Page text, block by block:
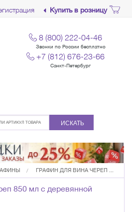
Купить в розницу
8 (800) 222-04-46
Звонки по России бесплатно
+7 (812) 676-23-66
Санкт-Петербург
ИСКАТЬ
ГРАФИН ДЛЯ ВИНА ЧЕРЕП ...
850 мл с деревянной